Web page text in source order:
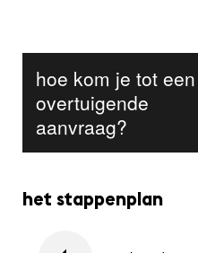
hoe kom je tot een
overtuigende
aanvraag?
het stappenplan